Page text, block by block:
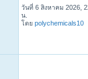
วันที่ 6 สิงหาคม 2026,
น.
โดยpolychemicals10